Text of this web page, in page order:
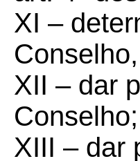
XI –
XII – dar
Conselho;
XIII – dar